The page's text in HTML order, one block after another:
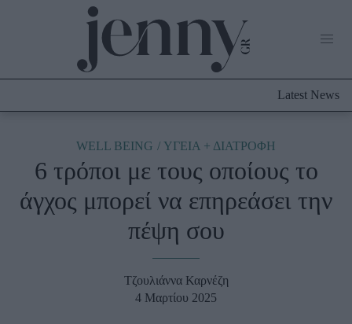
Culture
Fashion
Shopping
Beauty - Ομορφιά
Latest News
WELL BEING ΥΓΕΙΑ + ΔΙΑΤΡΟΦΗ
6 τρόποι με τους οποίους το
άγχος μπορεί να επηρεάσει την
πέψη σου
Τζουλιάννα Καρνέζη
4 Μαρτίου 2025